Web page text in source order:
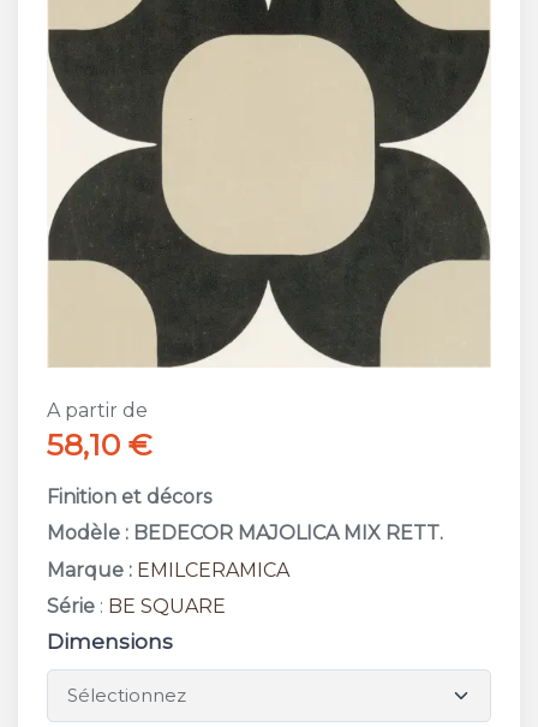
A partir de
58,10 €
Finition et décors
Modèle : BEDECOR MAJOLICA MIX RETT.
Marque : EMILCERAMICA
Série : BE SQUARE
Dimensions